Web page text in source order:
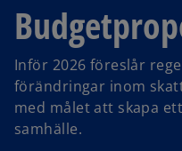
Inför 2026 föreslår
förändringar inom
med målet att skapa
samhälle.